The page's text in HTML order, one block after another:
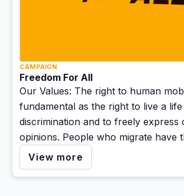
CAMPAIGN
Freedom For All
Our Values: The right to human
fundamental as the right to live a
discrimination and to freely express
opinions. People who migrate have
seek protection and regularize their
status, without being criminalized,
View more